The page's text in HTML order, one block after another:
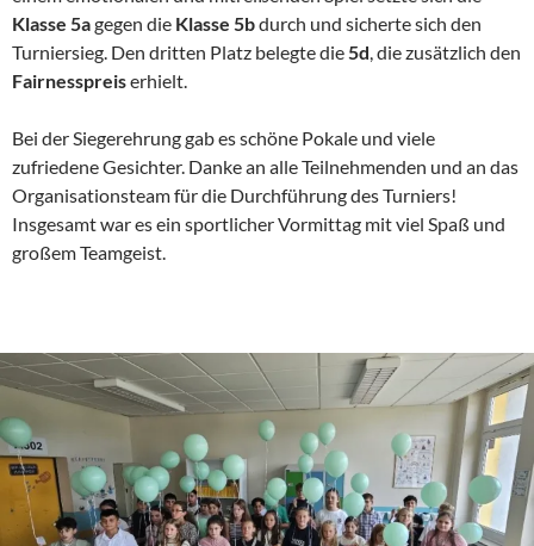
Klasse 5agegen die Klasse 5bdurch und sicherte sich den
Turniersieg. Den dritten Platz belegte die 5d , die zusätzlich den
Fairnesspreiserhielt.
Bei der Siegerehrung gab es schöne Pokale und viele
zufriedene Gesichter. Danke an alle Teilnehmenden und an das
Organisationsteam für die Durchführung des Turniers!
Insgesamt war es ein sportlicher Vormittag mit viel Spaß und
großem Teamgeist.